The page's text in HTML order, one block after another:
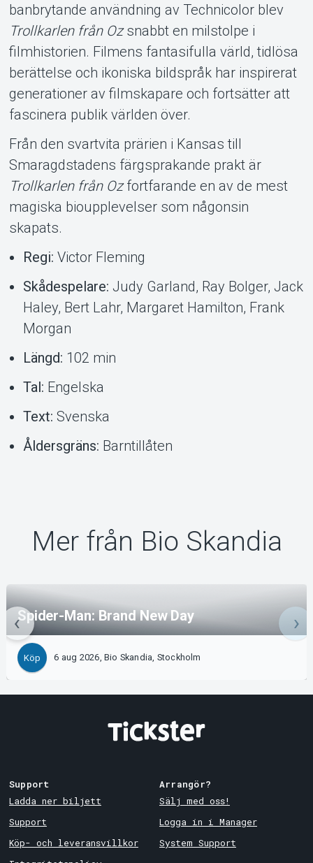
banbrytande användning av Technicolor blev
Trollkarlen från Ozsnabbt en milstolpe i
filmhistorien. Filmens fantasifulla värld, tidlösa
berättelse och ikoniska bildspråk har inspirerat
generationer av filmskapare och fortsätter att
fascinera publik världen över.
Från den svartvita prärien i Kansas till
Smaragdstadens färgsprakande prakt är
Trollkarlen från Ozfortfarande en av de mest
magiska bioupplevelser som någonsin
skapats.
Regi: Victor Fleming
Skådespelare: Judy Garland, Ray Bolger, Jack
Haley, Bert Lahr, Margaret Hamilton, Frank
Morgan
Längd: 102 min
Tal: Engelska
Text: Svenska
Åldersgräns: Barntillåten
Mer från Bio Skandia
Spider-Man: Brand New Day
Köp 6 aug 2026, Bio Skandia, Stockholm
Support
Ladda ner biljett
Support
Köp- och leveransvillkor
Arrangör?
Sälj med oss!
Logga in i Manager
System Support